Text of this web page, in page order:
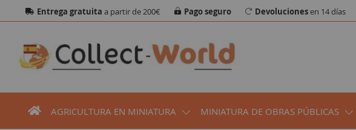
Entrega gratuita a partir de 200€ Pago seguro Devolucionesen 14 días
AGRICULTURA EN MINIATURA MINIATURA DE OBRAS PÚBLICAS